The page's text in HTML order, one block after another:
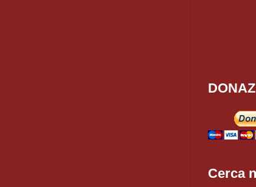
Cerca